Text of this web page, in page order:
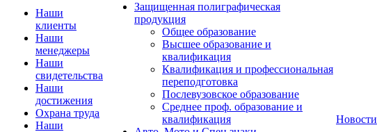
Наши
клиенты
Наши
менеджеры
Наши
свидетельства
Наши
достижения
Охрана труда
Наши
Защищенная полиграфическая
продукция
Общее образование
Высшее образование и
квалификация
Квалификация и профессиональная
переподготовка
Послевузовское образование
Среднее проф. образование и
квалификация
Новости